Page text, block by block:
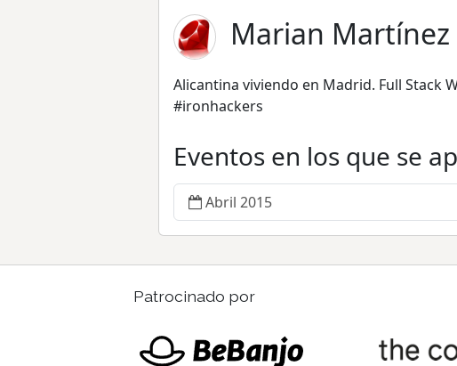
Marian
Alicantina viviendo en Madrid. Full Stack
#ironhackers
Eventos en los que se
Abril 2015
Patrocinado por